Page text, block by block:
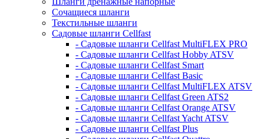
Сочащиеся шланги
Текстильные шланги
Садовые шланги Cellfast
- Садовые шланги Cellfast MultiFLEX PRO
- Садовые шланги Cellfast Hobby ATSV
- Садовые шланги Cellfast Smart
- Садовые шланги Cellfast Basic
- Садовые шланги Cellfast MultiFLEX ATSV
- Садовые шланги Cellfast Green ATS2
- Садовые шланги Cellfast Orange ATSV
- Садовые шланги Cellfast Yacht ATSV
- Садовые шланги Cellfast Plus